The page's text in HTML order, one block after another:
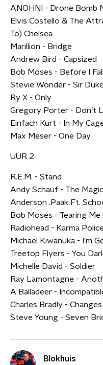
ANOHNI - Drone Bomb
Elvis Costello & The
To) Chelsea
Marillion - Bridge
Andrew Bird - Capsized
Bob Moses - Before I
Stevie Wonder - Sir
Ry X - Only
Gregory Porter - Don’t
Einfach Kurt - In My
Max Meser - One Day
UUR 2
R.E.M. - Stand
Andy Schauf - The
Anderson .Paak Ft.
Bob Moses - Tearing Me
Radiohead - Karma
Michael Kiwanuka - I’m
Treetop Flyers - You
Michelle David - Soldier
Ray Lamontagne -
A Balladeer -
Charles Bradly - Changes
Steve Young - Seven
Blokhuis